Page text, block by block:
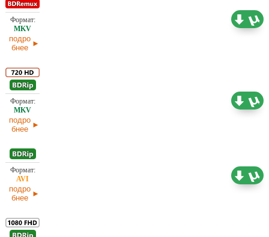
подро
бнее
подро
бнее
подро
бнее